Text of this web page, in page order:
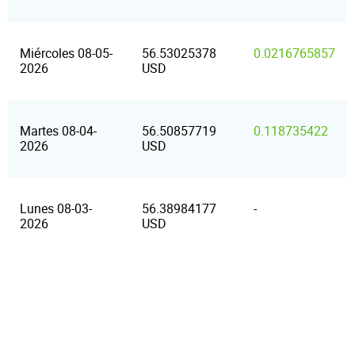
Miércoles 08-05-
2026
56.53025378
USD
0.0216765857
Martes 08-04-
2026
56.50857719
USD
0.118735422
Lunes 08-03-
2026
56.38984177
USD
-